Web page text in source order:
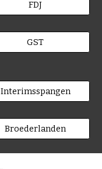
FDJ
GST
Interimsspangen
Broederlanden